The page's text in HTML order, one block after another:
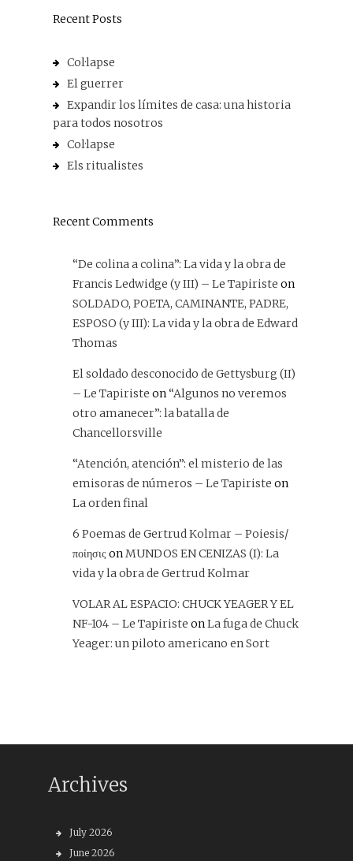
Recent Posts
Col·lapse
El guerrer
Expandir los límites de casa: una historia
para todos nosotros
Col·lapse
Els ritualistes
Recent Comments
“De colina a colina”: La vida y la obra de
Francis Ledwidge (y III) – Le Tapiriste on
SOLDADO, POETA, CAMINANTE, PADRE,
ESPOSO (y III): La vida y la obra de Edward
Thomas
El soldado desconocido de Gettysburg (II)
– Le Tapiriste on“Algunos no veremos
otro amanecer”: la batalla de
Chancellorsville
“Atención, atención”: el misterio de las
emisoras de números – Le Tapiriste on
La orden final
6 Poemas de Gertrud Kolmar – Poiesis/
ποίησις onMUNDOS EN CENIZAS (I): La
vida y la obra de Gertrud Kolmar
VOLAR AL ESPACIO: CHUCK YEAGER Y EL
NF-104 – Le Tapiriste onLa fuga de Chuck
Yeager: un piloto americano en Sort
Archives
July 2026
June 2026